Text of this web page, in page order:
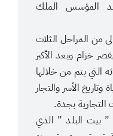
المؤسس الملك
من المراحل الثلاث
خزام ويعد الأكبر
التي يتم من خلالها
الأسر والتجار
بجدة.
بيت البلد ” الذي